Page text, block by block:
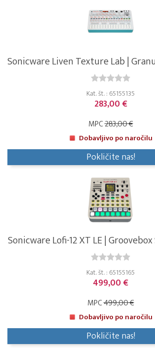
Sonicware Liven Texture Lab |
Kat. št. : 65155135
283,00 €
MPC283,00 €
Dobavljivo po naročilu
Pokličite nas!
Sonicware Lofi-12 XT LE |
Kat. št. : 65155165
499,00 €
MPC499,00 €
Dobavljivo po naročilu
Pokličite nas!